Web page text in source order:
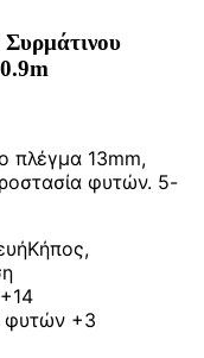
πλέγμα 13mm,
φυτών. 5-
Κήπος,
+14
φυτών +3